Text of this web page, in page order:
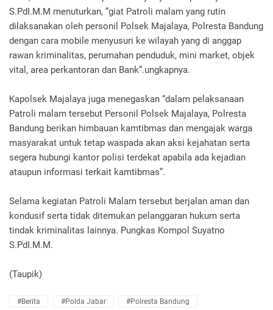
S.PdI.M.M menuturkan, “giat Patroli malam yang rutin
dilaksanakan oleh personil Polsek Majalaya, Polresta Bandung
dengan cara mobile menyusuri ke wilayah yang di anggap
rawan kriminalitas, perumahan penduduk, mini market, objek
vital, area perkantoran dan Bank”.ungkapnya.
Kapolsek Majalaya juga menegaskan “dalam pelaksanaan
Patroli malam tersebut Personil Polsek Majalaya, Polresta
Bandung berikan himbauan kamtibmas dan mengajak warga
masyarakat untuk tetap waspada akan aksi kejahatan serta
segera hubungi kantor polisi terdekat apabila ada kejadian
ataupun informasi terkait kamtibmas”.
Selama kegiatan Patroli Malam tersebut berjalan aman dan
kondusif serta tidak ditemukan pelanggaran hukum serta
tindak kriminalitas lainnya. Pungkas Kompol Suyatno
S.PdI.M.M.
(Taupik)
#Berita #Polda Jabar #Polresta Bandung